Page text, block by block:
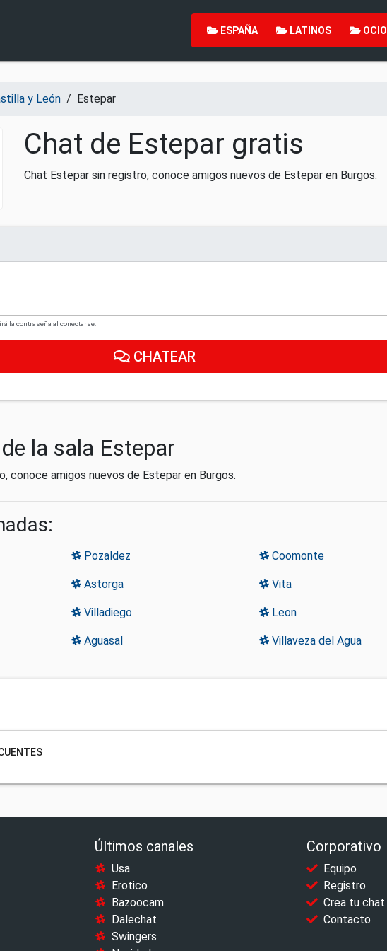
ESPAÑA LATINOS OCIO
y León / Estepar
Chat de Estepar gratis
Chat Estepar sin registro, conoce amigos nuevos de Estepar en Burgos.
la contraseña al conectarse.
CHATEAR
la sala Estepar
conoce amigos nuevos de Estepar en Burgos.
Pozaldez Coomonte
Astorga Vita
Villadiego Leon
Aguasal Villaveza del Agua
Últimos canales
Usa
Erotico
Bazoocam
Dalechat
Swingers
Corporativo
Equipo
Registro
Crea tu chat
Contacto